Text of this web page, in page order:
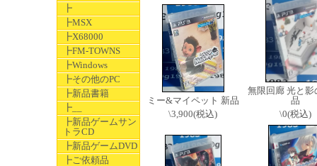
┣
┣MSX
┣X68000
┣FM-TOWNS
┣Windows
┣その他のPC
┣新品書籍
┣__
┣新品ゲームサン
トラCD
┣新品ゲームDVD
┣ご依頼品
ミー&マイペット 新品
\3,900(税込)
無限回廊 光と影
品
\0(税込)